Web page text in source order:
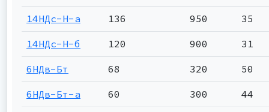
14НДс-Н-а 136 950 35
14НДс-Н-б 120 900 31
6НДв-Бт 68 320 50
6НДв-Бт-а 60 300 44